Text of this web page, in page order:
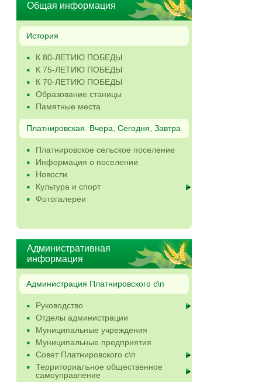
Общая информация
История
К 80-ЛЕТИЮ ПОБЕДЫ
К 75-ЛЕТИЮ ПОБЕДЫ
К 70-ЛЕТИЮ ПОБЕДЫ
Образование станицы
Памятные места
Платнировская. Вчера, Сегодня, Завтра
Платнировское сельское поселение
Информация о поселении
Новости
Культура и спорт
Фотогалереи
Административная
информация
Администрация Платнировского с\п
Руководство
Отделы администрации
Муниципальные учреждения
Муниципальные предприятия
Совет Платнировского с\п
Территориальное общественное
самоуправление